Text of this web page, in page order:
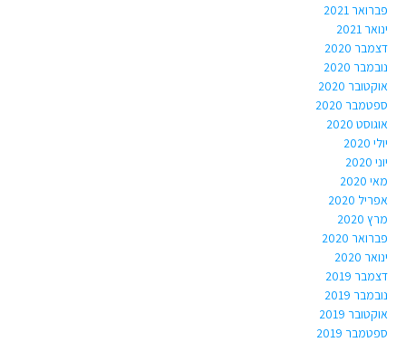
פברואר 2021
ינואר 2021
דצמבר 2020
נובמבר 2020
אוקטובר 2020
ספטמבר 2020
אוגוסט 2020
יולי 2020
יוני 2020
מאי 2020
אפריל 2020
מרץ 2020
פברואר 2020
ינואר 2020
דצמבר 2019
נובמבר 2019
אוקטובר 2019
ספטמבר 2019